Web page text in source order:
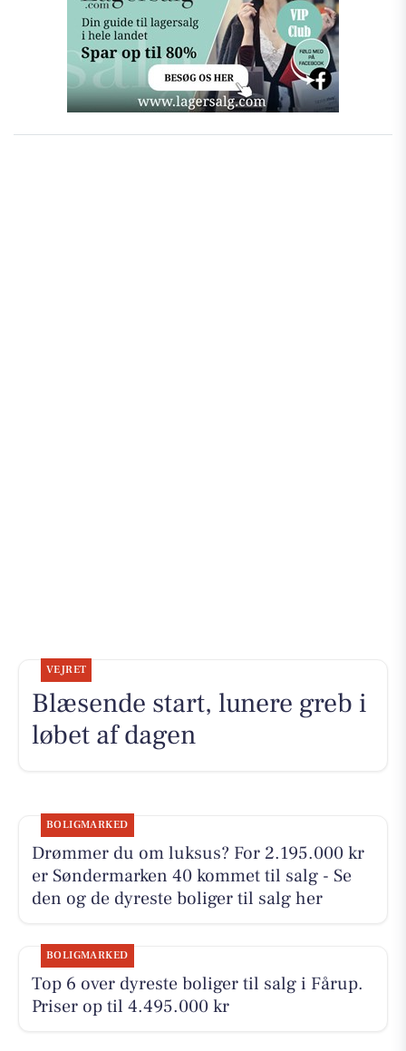
VEJRET
Blæsende start, lunere greb i
løbet af dagen
BOLIGMARKED
Drømmer du om luksus? For 2.195.000 kr
er Søndermarken 40 kommet til salg - Se
den og de dyreste boliger til salg her
BOLIGMARKED
Top 6 over dyreste boliger til salg i Fårup.
Priser op til 4.495.000 kr